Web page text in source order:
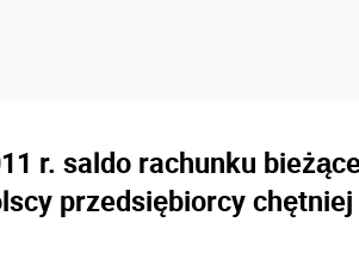
r. saldo rachunku
przedsiębiorcy